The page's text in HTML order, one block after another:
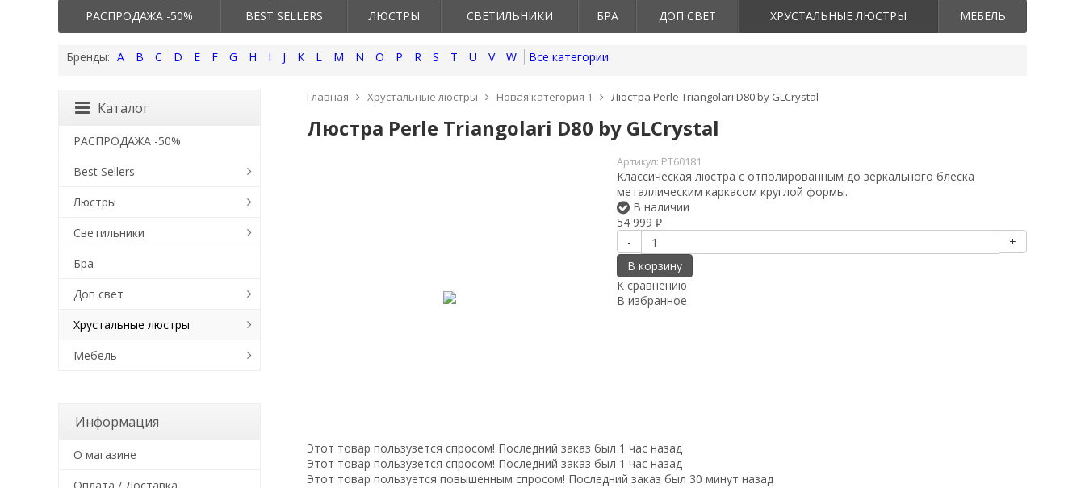
РАСПРОДАЖА -50%
BEST SELLERS ЛЮСТРЫ СВЕТИЛЬНИКИ БРА ДОП СВЕТ ХРУСТАЛЬНЫЕ ЛЮСТРЫ МЕБЕЛЬ
A B C D E F G H I J K L M N O P R S T U V W Все категории
Главная Хрустальные люстры Новая категория 1 Люстра Perle Triangolari D80 by GLCrystal
Люстра Perle Triangolari D80 by GLCrystal
Артикул: PT60181
Классическая люстра с отполированным до зеркального блеска
металлическим каркасом круглой формы.
В наличии
54 999 ₽
-
+
В корзину
К сравнению
В избранное
Этот товар пользузется спросом! Последний заказ был 1 час назад
Этот товар пользузется спросом! Последний заказ был 1 час назад
Этот товар пользуется повышенным спросом! Последний заказ был 30 минут назад
Каталог
РАСПРОДАЖА -50%
Best Sellers
Люстры
Светильники
Бра
Доп свет
Хрустальные люстры
Мебель
Информация
О магазине